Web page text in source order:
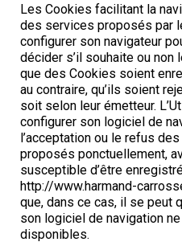
Les Cookies facilitant la
des services proposés par
configurer son navigateur
décider s’il souhaite ou non
que des Cookies soient
au contraire, qu’ils soient
soit selon leur émetteur.
configurer son logiciel de
l’acceptation ou le refus
proposés ponctuellement,
susceptible d’être
http://www.harmand-
que, dans ce cas, il se peut
son logiciel de navigation
disponibles.